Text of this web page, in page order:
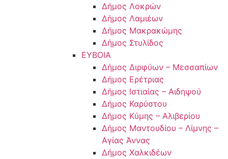
Δήμος Λοκρών
Δήμος Λαμιέων
Δήμος Μακρακώμης
Δήμος Στυλίδος
ΕΥΒΟΙΑ
Δήμος Διρφύων – Μεσσαπίων
Δήμος Ερέτριας
Δήμος Ιστιαίας – Αιδηψού
Δήμος Καρύστου
Δήμος Κύμης – Αλιβερίου
Δήμος Μαντουδίου – Λίμνης –
Αγίας Άννας
Δήμος Χαλκιδέων